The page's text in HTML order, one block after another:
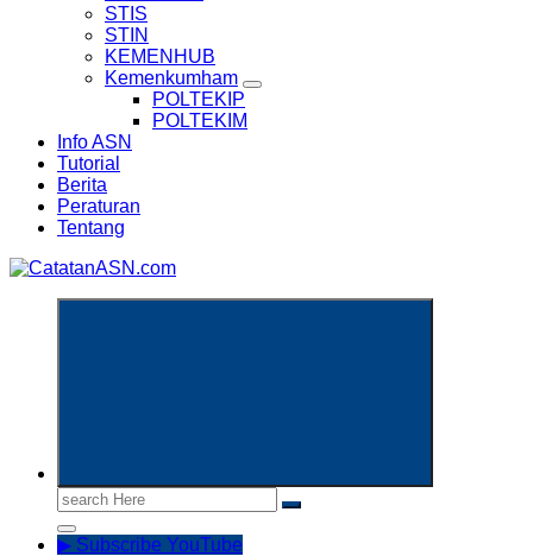
STIS
STIN
KEMENHUB
Kemenkumham
POLTEKIP
POLTEKIM
Info ASN
Tutorial
Berita
Peraturan
Tentang
Search
for:
▶ Subscribe YouTube